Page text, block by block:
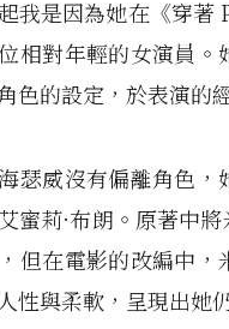
我是因為她在《穿著
相對年輕的女演員
色的設定，於表演的
瑟威沒有偏離角色，
蜜莉·布朗。原著中
但在電影的改編中
性與柔軟，呈現出她